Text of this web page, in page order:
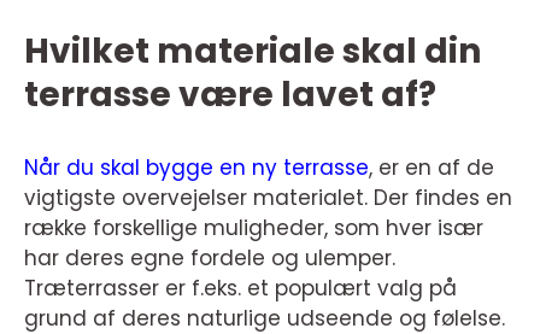
Hvilket materiale skal din
terrasse være lavet af?
Når du skal bygge en ny terrasse, er en af de
vigtigste overvejelser materialet. Der findes en
række forskellige muligheder, som hver især
har deres egne fordele og ulemper.
Træterrasser er f.eks. et populært valg på
grund af deres naturlige udseende og følelse.